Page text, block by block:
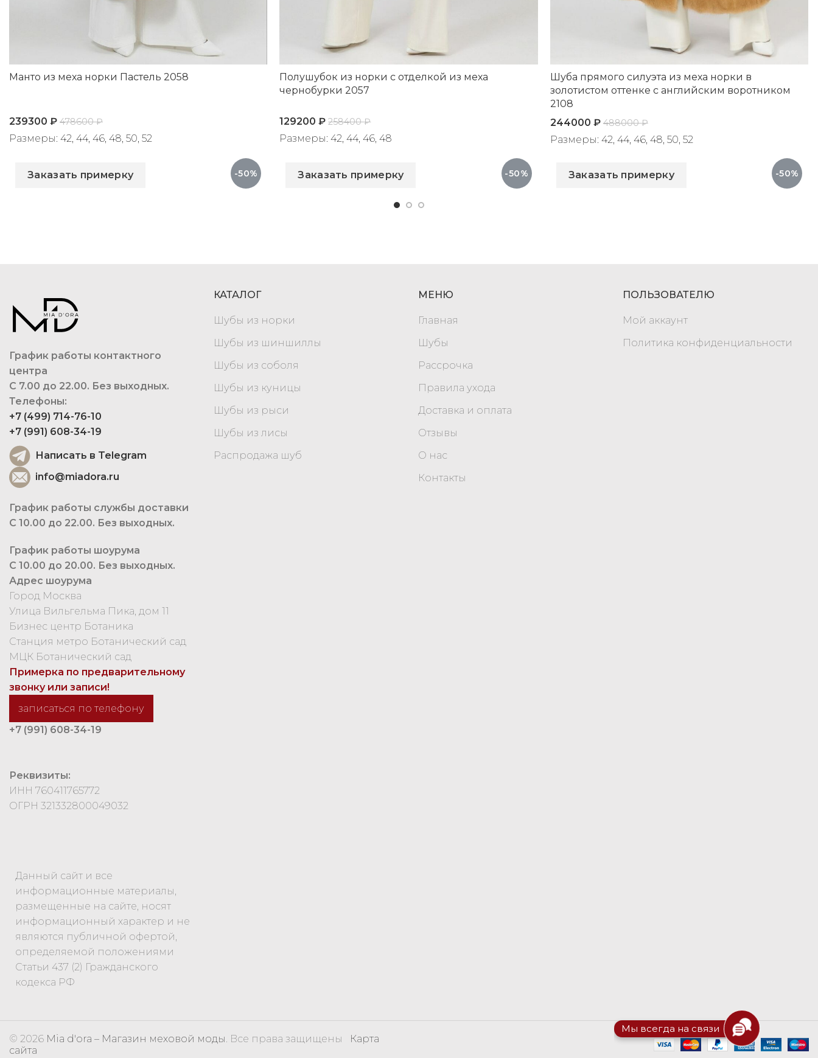
-50%
Манто из меха норки Пастель 2058
239300 ₽ 478600₽
Размеры: 42, 44, 46, 48, 50, 52
Заказать примерку
-50%
Полушубок из норки с отделкой из меха
чернобурки 2057
129200₽ 258400₽
Размеры: 42, 44, 46, 48
Заказать примерку
-50%
Шуба прямого силуэта из меха норки в
золотистом оттенке с английским воротником
2108
244000 ₽ 488000₽
Размеры: 42, 44, 46, 48, 50, 52
Заказать примерку
График работы контактного
центра
С 7.00 до 22.00. Без выходных.
Телефоны:
+7 (499) 714-76-10
+7 (991) 608-34-19
Написать в Telegram
info@miadora.ru
График работы службы доставки
С 10.00 до 22.00. Без выходных.
График работы шоурума
С 10.00 до 20.00. Без выходных.
Адрес шоурума
Город Москва
Улица Вильгельма Пика, дом 11
Бизнес центр Ботаника
Станция метро Ботанический сад
МЦК Ботанический сад
Примерка по предварительному
звонку или записи!
записаться по телефону
+7 (991) 608-34-19
Реквизиты:
ИНН 760411765772
ОГРН 321332800049032
Данный сайт и все
информационные материалы,
размещенные на сайте, носят
информационный характер и не
являются публичной офертой,
определяемой положениями
Статьи 437 (2) Гражданского
кодекса РФ
КАТАЛОГ
Шубы из норки
Шубы из шиншиллы
Шубы из соболя
Шубы из куницы
Шубы из рыси
Шубы из лисы
Распродажа шуб
МЕНЮ
Главная
Шубы
Рассрочка
Правила ухода
Доставка и оплата
Отзывы
О нас
Контакты
ПОЛЬЗОВАТЕЛЮ
Мой аккаунт
Политика конфиденциальности
© 2026 Mia d'ora – Магазин меховой моды. Все права защищены
Карта
сайта
Мы всегда на связи